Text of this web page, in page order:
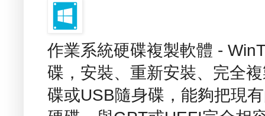
作業系統硬碟複製軟體 -
碟，安裝、重新安裝、完全
碟或USB隨身碟，能夠把現